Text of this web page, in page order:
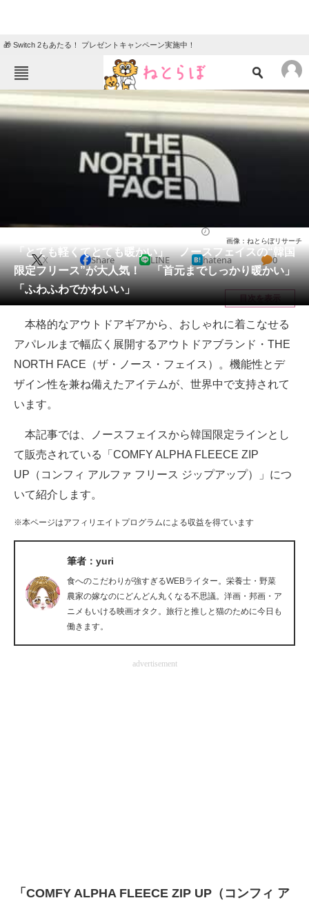
🎁 Switch 2もあたる！ プレゼントキャンペーン実施中！
ねとらぼメニュー
TOP ニュース
クイズ
地域
教育・育児
会員記事
メディア
注目記事を集めた総合ページ
ITの今と未来を見通す
スマホと通信の最新トレンド
好きが集まる 比べて選べる
ビジネスと働き方のヒント
マーケ×ITの今がよく分かる
ITエンジニア向け専門サイト
IT製品の技術・比較・事例
「とても軽くてとても暖かい」 ノースフェイスの“韓国
限定フリース”が大人気！ 「首元までしっかり暖かい」
「ふわふわでかわいい」
画像：ねとらぼリサーチ
X Share LINE hatena 0
目次を表示
本格的なアウトドアギアから、おしゃれに着こなせる
アパレルまで幅広く展開するアウトドアブランド・THE
NORTH FACE（ザ・ノース・フェイス）。機能性とデ
ザイン性を兼ね備えたアイテムが、世界中で支持されて
います。
本記事では、ノースフェイスから韓国限定ラインとし
て販売されている「COMFY ALPHA FLEECE ZIP
UP（コンフィ アルファ フリース ジップアップ）」につ
いて紹介します。
※本ページはアフィリエイトプログラムによる収益を得ています
筆者：yuri
食へのこだわりが強すぎるWEBライター。栄養士・野菜
農家の嫁なのにどんどん丸くなる不思議。洋画・邦画・ア
ニメもいける映画オタク。旅行と推しと猫のために今日も
働きます。
advertisement
「COMFY ALPHA FLEECE ZIP UP（コンフィ ア